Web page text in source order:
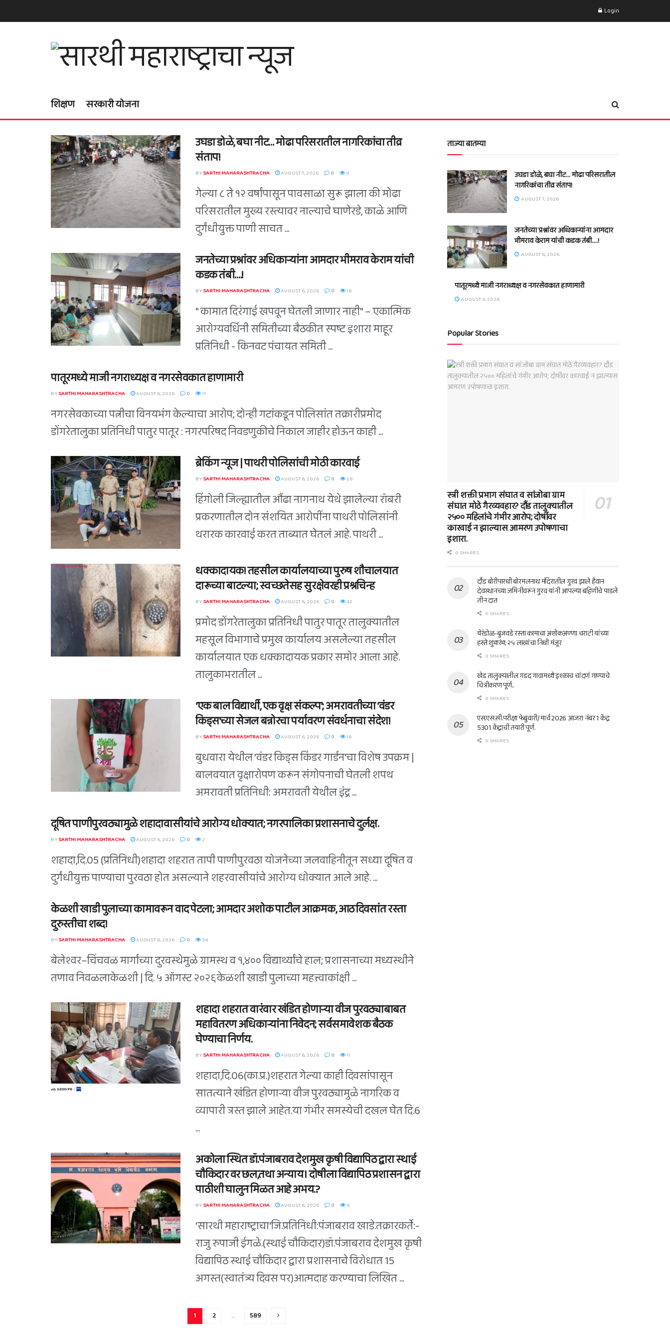
Login
शिक्षण सरकारी योजना
उघडा डोळे, बघा नीट… मोढा परिसरातील नागरिकांचा तीव्र
संताप!
BYSARTHI MAHARASHTRACHA AUGUST 7, 2026 0 0
गेल्या ८ ते १२ वर्षांपासून पावसाळा सुरू झाला की मोढा
परिसरातील मुख्य रस्त्यावर नाल्याचे घाणेरडे, काळे आणि
दुर्गंधीयुक्त पाणी साचत ...
जनतेच्या प्रश्नांवर अधिकाऱ्यांना आमदार भीमराव केराम यांची
कडक तंबी….!
BYSARTHI MAHARASHTRACHA AUGUST 6, 2026 0 18
" कामात दिरंगाई खपवून घेतली जाणार नाही" – एकात्मिक
आरोग्यवर्धिनी समितीच्या बैठकीत स्पष्ट इशारा माहूर
प्रतिनिधी - किनवट पंचायत समिती ...
पातूरमध्ये माजी नगराध्यक्ष व नगरसेवकात हाणामारी
BYSARTHI MAHARASHTRACHA AUGUST 6, 2026 0 11
नगरसेवकाच्या पत्नीचा विनयभंग केल्याचा आरोप; दोन्ही गटांकडून पोलिसांत तक्रारीप्रमोद
डोंगरेतालुका प्रतिनिधी पातुर पातूर : नगरपरिषद निवडणुकीचे निकाल जाहीर होऊन काही ...
ब्रेकिंग न्यूज | पाथरी पोलिसांची मोठी कारवाई
BYSARTHI MAHARASHTRACHA AUGUST 6, 2026 0 28
हिंगोली जिल्ह्यातील औंढा नागनाथ येथे झालेल्या रॉबरी
प्रकरणातील दोन संशयित आरोपींना पाथरी पोलिसांनी
थरारक कारवाई करत ताब्यात घेतलं आहे. पाथरी ...
धक्कादायक! तहसील कार्यालयाच्या पुरुष शौचालयात
दारूच्या बाटल्या; स्वच्छतेसह सुरक्षेवरही प्रश्नचिन्ह
BYSARTHI MAHARASHTRACHA AUGUST 6, 2026 0 42
प्रमोद डोंगरेतालुका प्रतिनिधी पातुर पातूर तालुक्यातील
महसूल विभागाचे प्रमुख कार्यालय असलेल्या तहसील
कार्यालयात एक धक्कादायक प्रकार समोर आला आहे.
तालुकाभरातील ...
‘एक बाल विद्यार्थी, एक वृक्ष संकल्प’; अमरावतीच्या ‘वंडर
किड्स’च्या सेजल बन्नोरचा पर्यावरण संवर्धनाचा संदेश!
BYSARTHI MAHARASHTRACHA AUGUST 6, 2026 0 16
बुधवारा येथील 'वंडर किड्स किंडर गार्डन'चा विशेष उपक्रम |
बालवयात वृक्षारोपण करून संगोपनाची घेतली शपथ
अमरावती प्रतिनिधी: अमरावती येथील इंद्र ...
दूषित पाणीपुरवठ्यामुळे शहादावासीयांचे आरोग्य धोक्यात; नगरपालिका प्रशासनाचे दुर्लक्ष.
BYSARTHI MAHARASHTRACHA AUGUST 6, 2026 0 2
शहादा,दि.05 (प्रतिनिधी)शहादा शहरात तापी पाणीपुरवठा योजनेच्या जलवाहिनीतून सध्या दूषित व
दुर्गंधीयुक्त पाण्याचा पुरवठा होत असल्याने शहरवासीयांचे आरोग्य धोक्यात आले आहे. ...
केळशी खाडी पुलाच्या कामावरून वाद पेटला; आमदार अशोक पाटील आक्रमक, आठ दिवसांत रस्ता
दुरुस्तीचा शब्द!
BYSARTHI MAHARASHTRACHA AUGUST 6, 2026 0 34
बेलेश्वर–चिंचवळ मार्गाच्या दुरवस्थेमुळे ग्रामस्थ व १,४०० विद्यार्थ्यांचे हाल; प्रशासनाच्या मध्यस्थीने
तणाव निवळलाकेळशी | दि. ५ ऑगस्ट २०२६केळशी खाडी पुलाच्या महत्त्वाकांक्षी ...
शहादा शहरात वारंवार खंडित होणाऱ्या वीज पुरवठ्याबाबत
महावितरण अधिकाऱ्यांना निवेदन; सर्वसमावेशक बैठक
घेण्याचा निर्णय.
BYSARTHI MAHARASHTRACHA AUGUST 6, 2026 0 11
शहादा,दि.06(का.प्र.)शहरात गेल्या काही दिवसांपासून
सातत्याने खंडित होणाऱ्या वीज पुरवठ्यामुळे नागरिक व
व्यापारी त्रस्त झाले आहेत.या गंभीर समस्येची दखल घेत दि.6
...
अकोला स्थित डॉ.पंजाबराव देशमुख कृषी विद्यापिठ द्वारा स्थाई
चौकिदार वर छल,तथा अन्याय। दोषीला विद्यापिठ प्रशासन द्वारा
पाठीशी घालुन मिळत आहे अभय.?
BYSARTHI MAHARASHTRACHA AUGUST 6, 2026 0 9
'सारथी महाराष्ट्राचा'जि.प्रतिनिधी:पंजाबराव खाडे.तक्रारकर्ते:-
राजु रुपाजी ईगळे.(स्थाई चौकिदार)डॉ.पंजाबराव देशमुख कृषी
विद्यापिठ स्थाई चौकिदार द्वारा प्रशासनाचे विरोधात 15
अगस्त(स्वातंत्र्य दिवस पर)आत्मदाह करण्याचा लिखित ...
1 2 … 589
ताज्या बातम्या
उघडा डोळे, बघा नीट… मोढा परिसरातील
नागरिकांचा तीव्र संताप!
AUGUST 7, 2026
जनतेच्या प्रश्नांवर अधिकाऱ्यांना आमदार
भीमराव केराम यांची कडक तंबी….!
AUGUST 6, 2026
पातूरमध्ये माजी नगराध्यक्ष व नगरसेवकात हाणामारी
AUGUST 6, 2026
Popular Stories
स्त्री शक्ती प्रभाग संघात व सांजोबा ग्राम
संघात मोठे गैरव्यवहार? दौंड तालुक्यातील
२५०० महिलांचे गंभीर आरोप; दोषींवर
कारवाई न झाल्यास आमरण उपोषणाचा
इशारा.
0 SHARES
दौंड बोरीपारधी बोरमलनाथ मंदिरातील गुरव झाले हैवान
देवस्थानच्या जमिनीवरून गुरव यांनी आपल्या बहिणीचे पाडले
तीन दात
0 SHARES
येरंडोळ-बुजवडे रस्ता कामाचा अशोकअण्णा चराटी यांच्या
हस्ते शुभारंभ; २५ लाखांचा निधी मंजूर
0 SHARES
खेड तालुक्यातील गडद गावामध्ये इश्काच चांदणं गाण्याचे
चित्रीकरण पूर्ण..
0 SHARES
एस.एस.सी.परीक्षा फेब्रुवारी/ मार्च 2026 आजरा नंबर 1 केंद्र
5301 केंद्राची तयारी पूर्ण.
0 SHARES